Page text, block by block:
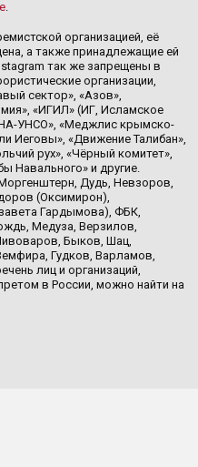
.
организацией, её
а также принадлежащие ей
так же запрещены в
организации,
сектор», «Азов»,
«ИГИЛ» (ИГ, Исламское
УНСО», «Меджлис крымско-
Иеговы», «Движение Талибан»,
рух», «Чёрный комитет»,
Навального» и другие.
Дудь, Невзоров,
(Оксимирон),
Гардымова), ФБК,
Медуза, Верзилов,
Быков, Шац,
Гудков, Варламов,
лиц и организаций,
в России, можно найти на